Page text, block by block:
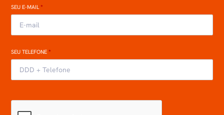
SEU E-MAIL*
SEU TELEFONE*